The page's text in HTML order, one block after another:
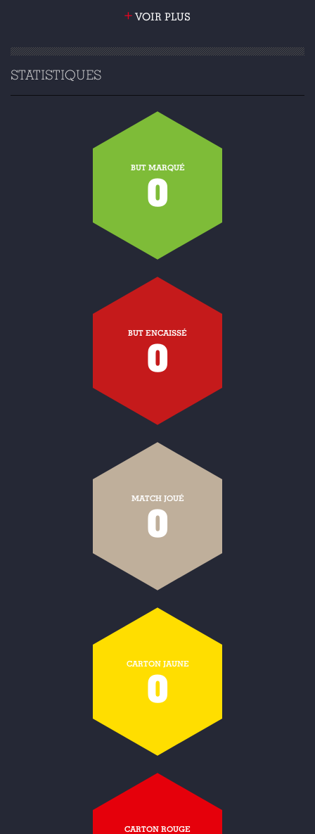
+ VOIR PLUS
STATISTIQUES
BUT MARQUÉ
0
BUT ENCAISSÉ
0
MATCH JOUÉ
0
CARTON JAUNE
0
CARTON ROUGE